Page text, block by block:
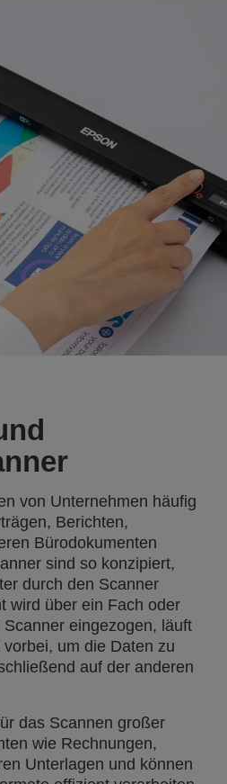
von Unternehmen häufig
Berichten,
Bürodokumenten
sind so konzipiert,
durch den Scanner
wird über ein Fach oder
eingezogen, läuft
um die Daten zu
auf der anderen
das Scannen großer
wie Rechnungen,
Unterlagen und können